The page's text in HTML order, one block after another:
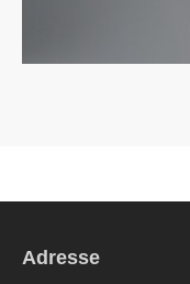
Adresse